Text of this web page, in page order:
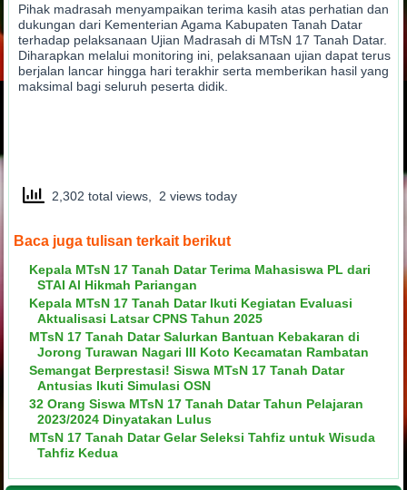
Pihak madrasah menyampaikan terima kasih atas perhatian dan
dukungan dari Kementerian Agama Kabupaten Tanah Datar
terhadap pelaksanaan Ujian Madrasah di MTsN 17 Tanah Datar.
Diharapkan melalui monitoring ini, pelaksanaan ujian dapat terus
berjalan lancar hingga hari terakhir serta memberikan hasil yang
maksimal bagi seluruh peserta didik.
2,302 total views, 2 views today
Baca juga tulisan terkait berikut
Kepala MTsN 17 Tanah Datar Terima Mahasiswa PL dari
STAI Al Hikmah Pariangan
Kepala MTsN 17 Tanah Datar Ikuti Kegiatan Evaluasi
Aktualisasi Latsar CPNS Tahun 2025
MTsN 17 Tanah Datar Salurkan Bantuan Kebakaran di
Jorong Turawan Nagari III Koto Kecamatan Rambatan
Semangat Berprestasi! Siswa MTsN 17 Tanah Datar
Antusias Ikuti Simulasi OSN
32 Orang Siswa MTsN 17 Tanah Datar Tahun Pelajaran
2023/2024 Dinyatakan Lulus
MTsN 17 Tanah Datar Gelar Seleksi Tahfiz untuk Wisuda
Tahfiz Kedua